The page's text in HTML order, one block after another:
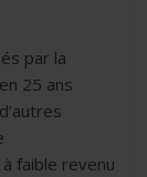
par la
25 ans
faible revenu